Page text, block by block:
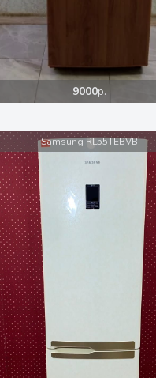
9000р.
Samsung RL55TEBVB